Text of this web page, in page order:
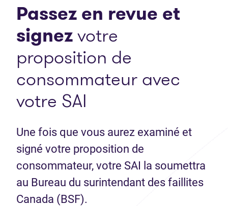
Passez en revue et
signezvotre
proposition de
consommateur avec
votre SAI
Une fois que vous aurez examiné et
signé votre proposition de
consommateur, votre SAI la soumettra
au Bureau du surintendant des faillites
Canada (BSF).